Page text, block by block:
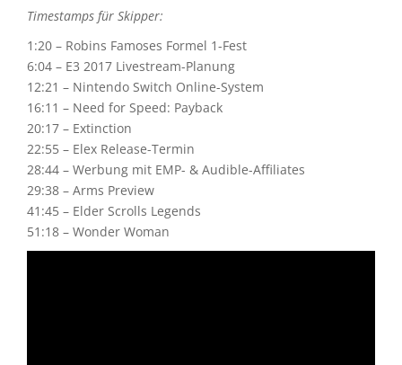
Timestamps für Skipper:
1:20 – Robins Famoses Formel 1-Fest
6:04 – E3 2017 Livestream-Planung
12:21 – Nintendo Switch Online-System
16:11 – Need for Speed: Payback
20:17 – Extinction
22:55 – Elex Release-Termin
28:44 – Werbung mit EMP- & Audible-Affiliates
29:38 – Arms Preview
41:45 – Elder Scrolls Legends
51:18 – Wonder Woman